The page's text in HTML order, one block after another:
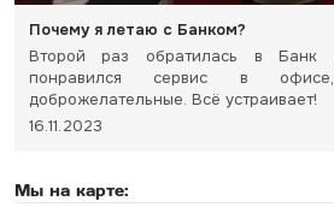
Почему я летаю с Банком?
Второй раз обратилась в Банк
понравился сервис в
доброжелательные. Всё устраивает!
16.11.2023
Мы на карте: